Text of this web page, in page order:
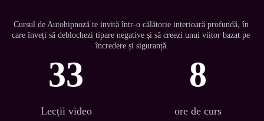
Cursul de Autohipnoză te invită într-o călătorie interioară profundă, în
care înveți să deblochezi tipare negative și să creezi unui viitor bazat pe
încredere și siguranță.
33
Lecții video
8
ore de curs